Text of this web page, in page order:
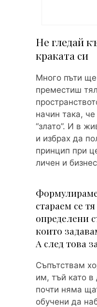
Не гледай
краката си
Много пъти
преместиш
начин така, че
“злато”. И в
и избрах да
принцип при
личен и
стараем се
определени
които
А след това
Съпътствам
им, тъй като
почти няма
обучени да